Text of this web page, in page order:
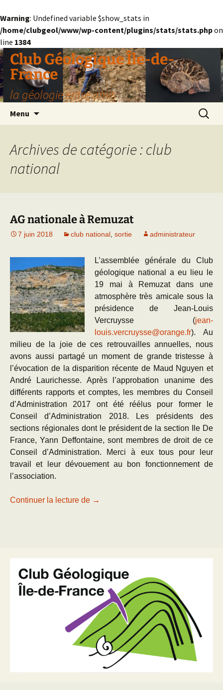
Warning: Undefined variable $show_stats in
/home/clubgeol/www/wp-content/plugins/stats/stats.phpon
line 1384
Aller
au
contenu
Club Géologique Île-de-
France
la géologie entre amis
Menu
Archives de catégorie : club
national
AG nationale à Remuzat
7 juin 2018 club national sortie administrateur
L’assemblée générale du Club
géologique national a eu lieu le
19 mai à Remuzat dans une
atmosphère très amicale sous la
présidence de Jean-Louis
Vercruysse (jean-
louis.vercruysse@orange.fr). Au
milieu de la joie de ces retrouvailles annuelles, nous
avons aussi partagé un moment de grande tristesse à
l’évocation de la disparition récente de Maud Nguyen et
André Laurichesse. Après l’approbation unanime des
différents rapports et comptes, les membres du Conseil
d’Administration 2017 ont été réélus pour former le
Conseil d’Administration 2018. Les présidents des
sections régionales dont le président de la section Ile De
France, Yann Deffontaine, sont membres de droit de ce
Conseil d’Administration. Merci à eux tous pour leur
travail et leur dévouement au bon fonctionnement de
l’association.
Continuer la lecture de AG nationale à Remuzat
→